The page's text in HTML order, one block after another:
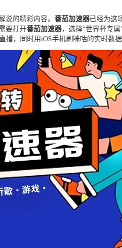
说的精彩内容。 番茄加速器已经为这
要打开番茄加速器，选择“世界杯专
播，同时用iOS手机刷咪咕的实时数据